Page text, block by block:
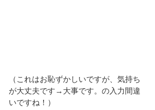
（これはお恥ずかしいですが、気持ち
が大丈夫です→大事です。の入力間違
いですね！）